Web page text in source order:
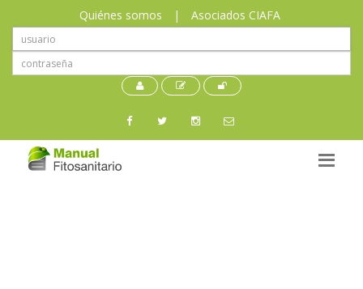
Quiénes somos | Asociados CIAFA